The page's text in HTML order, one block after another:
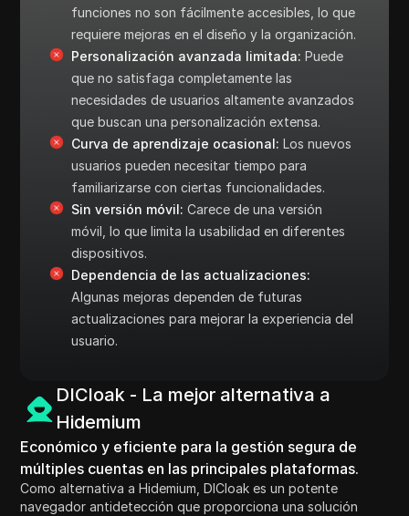
funciones no son fácilmente accesibles, lo que
requiere mejoras en el diseño y la organización.
Personalización avanzada limitada: Puede
que no satisfaga completamente las
necesidades de usuarios altamente avanzados
que buscan una personalización extensa.
Curva de aprendizaje ocasional: Los nuevos
usuarios pueden necesitar tiempo para
familiarizarse con ciertas funcionalidades.
Sin versión móvil: Carece de una versión
móvil, lo que limita la usabilidad en diferentes
dispositivos.
Dependencia de las actualizaciones:
Algunas mejoras dependen de futuras
actualizaciones para mejorar la experiencia del
usuario.
DICloak - La mejor alternativa a
Hidemium
Económico y eficiente para la gestión segura de
múltiples cuentas en las principales plataformas.
Como alternativa a Hidemium, DICloak es un potente
navegador antidetección que proporciona una solución